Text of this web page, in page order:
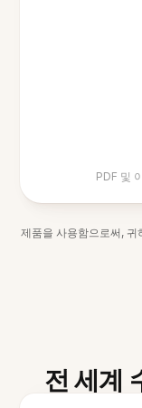
PDF 및
제품을 사용함으로써, 귀
전 세계